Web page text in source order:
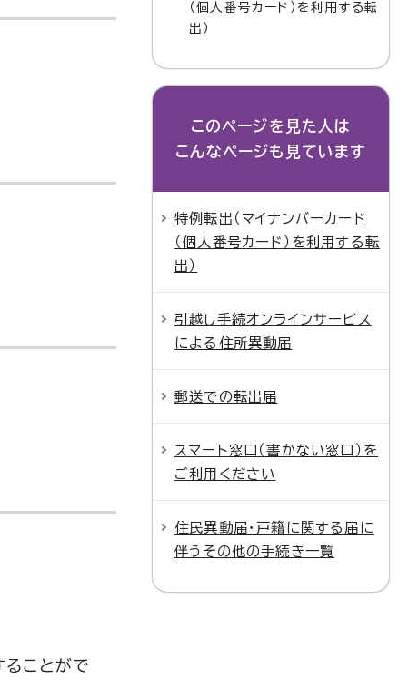
ることがで
（個人番号カード）を利用する転
出）
このページを見た人は
こんなページも見ています
特例転出（マイナンバーカード
（個人番号カード）を利用する転
出）
引越し手続オンラインサービス
による住所異動届
郵送での転出届
スマート窓口（書かない窓口）を
ご利用ください
住民異動届・戸籍に関する届に
伴うその他の手続き一覧